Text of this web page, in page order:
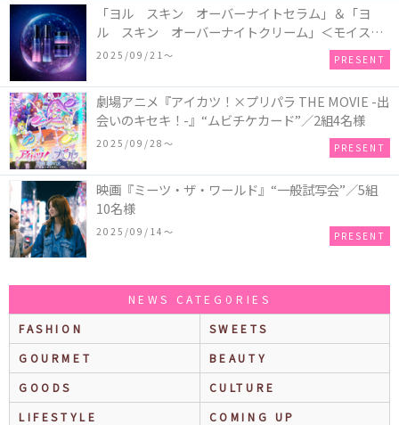
「ヨル スキン オーバーナイトセラム」＆「ヨ
ル スキン オーバーナイトクリーム」＜モイスト
セット＞＜クリア セット＞／各1名様・計2名様
2025/09/21〜 PRESENT
劇場アニメ『アイカツ！×プリパラ THE MOVIE -出
会いのキセキ！-』“ムビチケカード”／2組4名様
2025/09/28〜 PRESENT
映画『ミーツ・ザ・ワールド』“一般試写会”／5組
10名様
2025/09/14〜 PRESENT
NEWS CATEGORIES
FASHION
SWEETS
GOURMET
BEAUTY
GOODS
CULTURE
LIFESTYLE
COMING UP